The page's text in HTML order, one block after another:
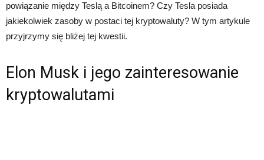
powiązanie między Teslą a Bitcoinem? Czy Tesla posiada
jakiekolwiek zasoby w postaci tej kryptowaluty? W tym artykule
przyjrzymy się bliżej tej kwestii.
Elon Musk i jego zainteresowanie
kryptowalutami